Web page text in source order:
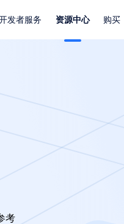
发者服务 资源中心 购买
考